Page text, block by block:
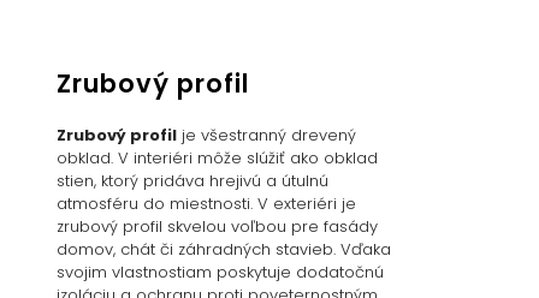
Zrubový profil
Zrubový profilje všestranný drevený
obklad. V interiéri môže slúžiť ako obklad
stien, ktorý pridáva hrejivú a útulnú
atmosféru do miestnosti. V exteriéri je
zrubový profil skvelou voľbou pre fasády
domov, chát či záhradných stavieb. Vďaka
svojim vlastnostiam poskytuje dodatočnú